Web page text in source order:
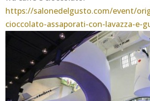
https://salonedelgusto.com/event/
cioccolato-assaporati-con-lavazza-e-